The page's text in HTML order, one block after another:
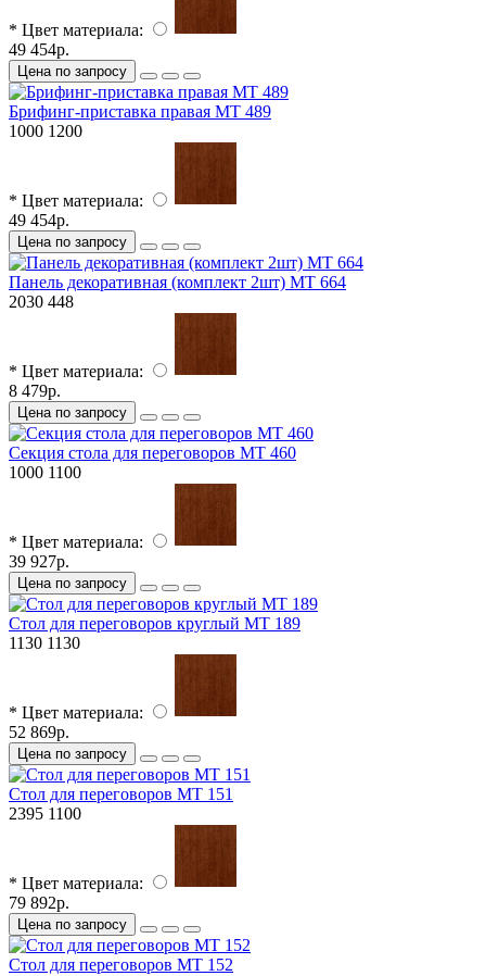
* Цвет материала:
49 454р.
Цена по запросу
Брифинг-приставка правая МТ 489
1000 1200
* Цвет материала:
49 454р.
Цена по запросу
Панель декоративная (комплект 2шт) МТ 664
2030 448
* Цвет материала:
8 479р.
Цена по запросу
Секция стола для переговоров МТ 460
1000 1100
* Цвет материала:
39 927р.
Цена по запросу
Стол для переговоров круглый МТ 189
1130 1130
* Цвет материала:
52 869р.
Цена по запросу
Стол для переговоров МТ 151
2395 1100
* Цвет материала:
79 892р.
Цена по запросу
Стол для переговоров МТ 152